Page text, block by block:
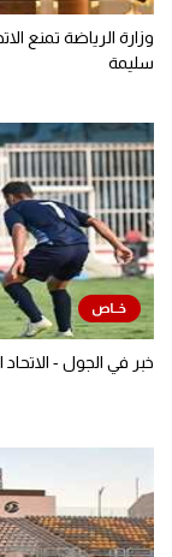
وزارة الرياضة تمنع
سليمة
خبر في الجول -